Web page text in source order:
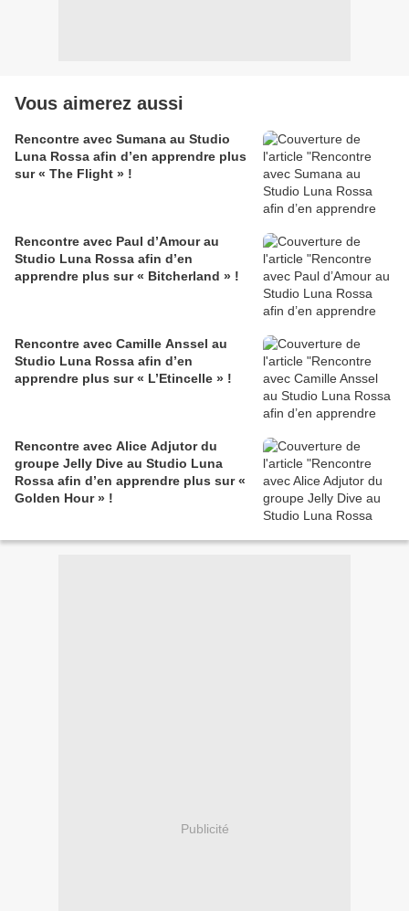
Vous aimerez aussi
Rencontre avec Sumana au Studio
Luna Rossa afin d’en apprendre plus
sur « The Flight » !
Rencontre avec Paul d’Amour au
Studio Luna Rossa afin d’en
apprendre plus sur « Bitcherland » !
Rencontre avec Camille Anssel au
Studio Luna Rossa afin d’en
apprendre plus sur « L’Etincelle » !
Rencontre avec Alice Adjutor du
groupe Jelly Dive au Studio Luna
Rossa afin d’en apprendre plus sur «
Golden Hour » !
Publicité